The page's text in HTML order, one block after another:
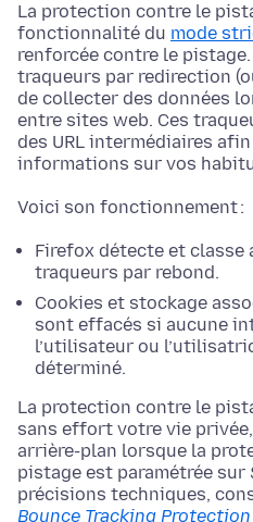
La protection contre le
fonctionnalité du mode
renforcée contre le
traqueurs par redirection
de collecter des données
entre sites web. Ces
des URL intermédiaires
informations sur vos
Voici son fonctionnement :
Firefox détecte et classe
traqueurs par rebond.
Cookies et stockage
sont effacés si aucune
l’utilisateur ou
déterminé.
La protection contre le
sans effort votre vie
arrière-plan lorsque la
pistage est paramétrée sur
précisions techniques,
Bounce Tracking Protection